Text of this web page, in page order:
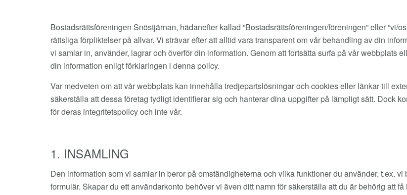
Bostadsrättsföreningen Snöstjärnan, hädanefter kallad ”Bostadsrättsföreningen/föreningen” eller ”vi/
rättsliga förpliktelser på allvar. Vi strävar efter att alltid vara transparent om vår behandling av din
vi samlar in, använder, lagrar och överför din information. Genom att fortsätta surfa på vår webbplats
din information enligt förklaringen i denna policy.
Var medveten om att vår webbplats kan innehålla tredjepartslösningar och cookies eller länkar till
säkerställa att dessa företag tydligt identifierar sig och hanterar dina uppgifter på lämpligt sätt. Dock
för deras integritetspolicy och inte vår.
1. INSAMLING
Den information som vi samlar in beror på omständigheterna och vilka funktioner du använder, t.ex.
formulär. Skapar du ett användarkonto behöver vi även ditt namn för säkerställa att du är behörig att